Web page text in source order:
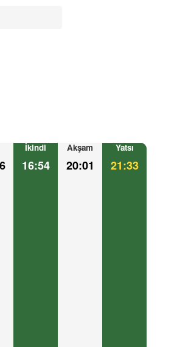
İkindi
16:54
Akşam
20:01
Yatsı
21:33